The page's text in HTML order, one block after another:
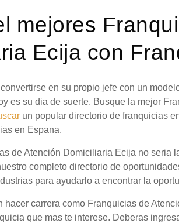
mejores
Ecija con
en su propio jefe con un
es su dia de suerte. Busque la mejor
un popular directorio de franquicias
en Espana.
de Atención Domiciliaria Ecija no seria
completo directorio de
para ayudarlo a encontrar la
hacer carrera como Franquicias de
que mas te interese. Deberas